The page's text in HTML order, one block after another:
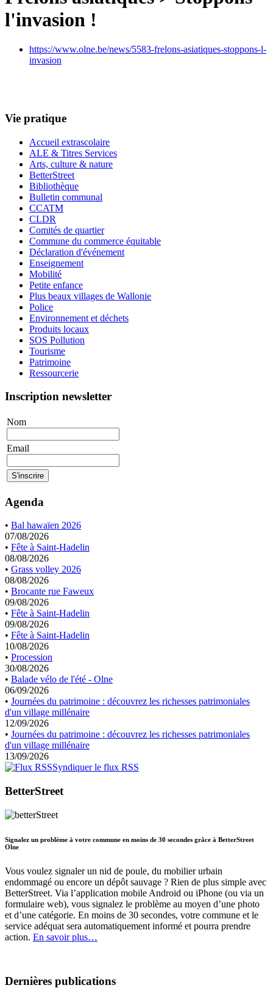
l'invasion !
https://www.olne.be/news/5583-frelons-asiatiques-stoppons-l-
invasion
Vie pratique
Accueil extrascolaire
ALE & Titres Services
Arts, culture & nature
BetterStreet
Bibliothèque
Bulletin communal
CCATM
CLDR
Comités de quartier
Commune du commerce équitable
Déclaration d'événement
Enseignement
Mobilité
Petite enfance
Plus beaux villages de Wallonie
Police
Environnement et déchets
Produits locaux
SOS Pollution
Tourisme
Patrimoine
Ressourcerie
Inscription newsletter
Nom
Email
Agenda
• Bal hawaïen 2026
07/08/2026
• Fête à Saint-Hadelin
08/08/2026
• Grass volley 2026
08/08/2026
• Brocante rue Faweux
09/08/2026
• Fête à Saint-Hadelin
09/08/2026
• Fête à Saint-Hadelin
10/08/2026
• Procession
30/08/2026
• Balade vélo de l'été - Olne
06/09/2026
• Journées du patrimoine : découvrez les richesses patrimoniales
d'un village millénaire
12/09/2026
• Journées du patrimoine : découvrez les richesses patrimoniales
d'un village millénaire
13/09/2026
Syndiquer le flux RSS
BetterStreet
Signalez un problème à votre commune en moins de 30 secondes grâce à BetterStreet
Olne
Vous voulez signaler un nid de poule, du mobilier urbain
endommagé ou encore un dépôt sauvage ? Rien de plus simple avec
BetterStreet. Via l’application mobile Android ou iPhone (ou via un
formulaire web), vous signalez le problème au moyen d’une photo
et d’une catégorie. En moins de 30 secondes, votre commune et le
service adéquat sera automatiquement informé et pourra prendre
action. En savoir plus…
Dernières publications